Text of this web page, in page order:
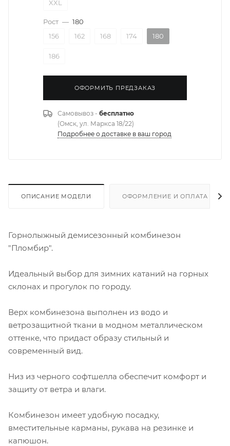
XXL
Рост — 180
156
162 168 174 180
186
ОФОРМИТЬ ПРЕДЗАКАЗ
Самовывоз - бесплатно
(Омск, ул. Маркса 18/22)
Подробнее о доставке в ваш город
ОПИСАНИЕ МОДЕЛИ ОФОРМЛЕНИЕ И ОПЛАТА
Горнолыжный демисезонный комбинезон
"Пломбир".
Идеальный выбор для зимних катаний на горных
склонах и прогулок по городу.
Верх комбинезона выполнен из водо и
ветрозащитной ткани в модном металлическом
оттенке, что придаст образу стильный и
современный вид.
Низ из черного софтшелла обеспечит комфорт и
защиту от ветра и влаги.
Комбинезон имеет удобную посадку,
вместительные карманы, рукава на резинке и
капюшон.